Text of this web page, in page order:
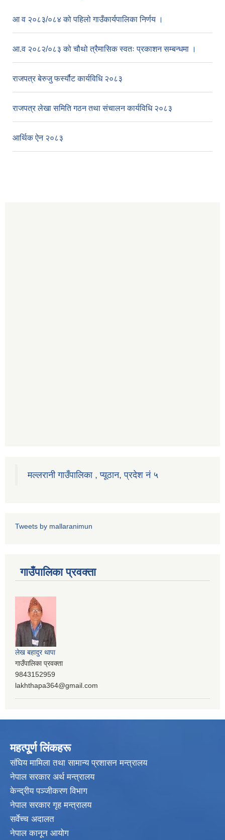
आ व २०८३/०८४ को पहिलो गाउँकार्यपालिका निर्णय ।
आ.व २०८२/०८३ को चौथो त्रैमासिक स्वतः प्रकाशन सम्बन्धमा ।
राजपत्र बेरुजु फर्स्यौट कार्यविधि २०८३
राजपत्र लेखा समिति गठन तथा संचालन कार्यविधि २०८३
आर्थिक ऐन २०८३
मल्लरानी गाउँपालिका , प्यूठान, प्रदेश नं ५
Tweets by mallaranimun
गाउँपालिका प्रवक्ता
लेख बहादुर थापा
गाउँपालिका प्रवक्ता
9843152959
lakhthapa364@gmail.com
महत्पू्र्ण लिंकहरू
संघिय मामिला तथा सामान्य प्रशासन मन्त्रालय
नेपाल सरकार अर्थ मन्त्रालय
केन्द्रीय पञ्जीकरण विभाग
नेपाल सरकार गृह मन्त्रालय
सर्वेच्च अदालत
नेपाल कानून आयोग